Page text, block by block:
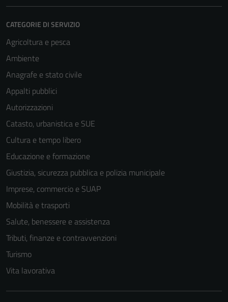
CATEGORIE DI SERVIZIO
Agricoltura e pesca
Ambiente
Anagrafe e stato civile
Appalti pubblici
Autorizzazioni
Catasto, urbanistica e SUE
Cultura e tempo libero
Educazione e formazione
Giustizia, sicurezza pubblica e polizia municipale
Imprese, commercio e SUAP
Mobilità e trasporti
Salute, benessere e assistenza
Tributi, finanze e contravvenzioni
Turismo
Vita lavorativa
non raccolgono